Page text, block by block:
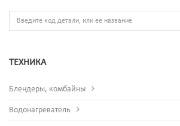
ТЕХНИКА
Блендеры, комбайны
Водонагреватель